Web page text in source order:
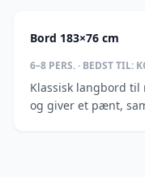
Bord 183×76 cm
6–8 PERS. · BEDST TIL:
Klassisk langbord
og giver et pænt,